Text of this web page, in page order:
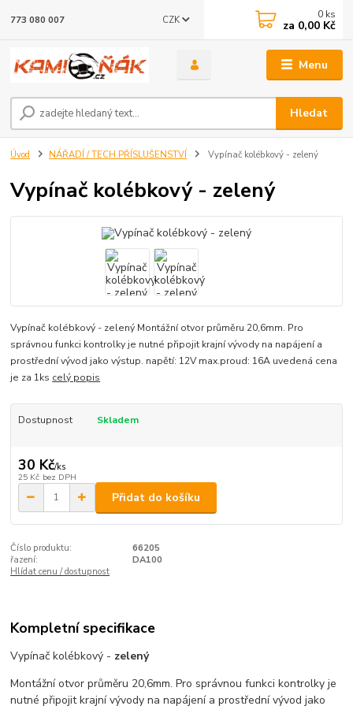
Menu
CZK
Hledat
773 080 007 0 ks
za 0,00 Kč
Úvod NÁŘADÍ / TECH.PŘÍSLUŠENSTVÍ Vypínač kolébkový - zelený
Vypínač kolébkový - zelený
Vypínač kolébkový - zelený Montážní otvor průměru 20,6mm. Pro
správnou funkci kontrolky je nutné připojit krajní vývody na napájení a
prostřední vývod jako výstup. napětí: 12V max.proud: 16A uvedená cena
je za 1ks celý popis
Dostupnost Skladem
30 Kč/ks
25 Kč bez DPH
Přidat do košíku
Číslo produktu:
66205
řazení:
DA100
Hlídat cenu / dostupnost
Kompletní specifikace
Vypínač kolébkový - zelený
Montážní otvor průměru 20,6mm. Pro správnou funkci kontrolky je
nutné připojit krajní vývody na napájení a prostřední vývod jako